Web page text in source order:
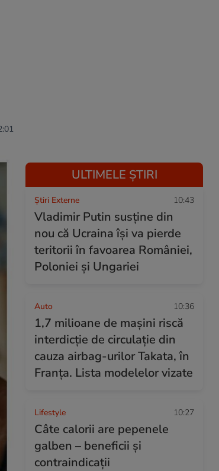
ULTIMELE ȘTIRI
Știri Externe 10:43
Vladimir Putin susține din
nou că Ucraina își va pierde
teritorii în favoarea României,
Poloniei și Ungariei
Auto 10:36
1,7 milioane de mașini riscă
interdicție de circulație din
cauza airbag-urilor Takata, în
Franța. Lista modelelor vizate
Lifestyle 10:27
Câte calorii are pepenele
galben – beneficii și
contraindicații